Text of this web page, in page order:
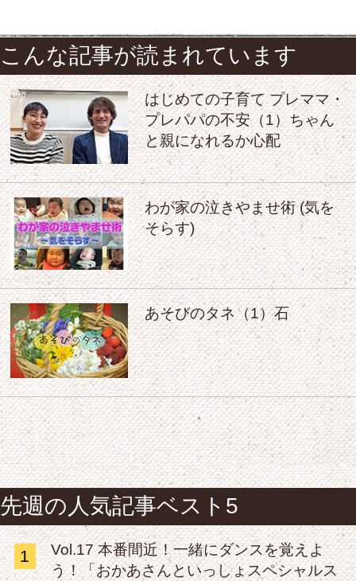
こんな記事が読まれています
はじめての子育て プレママ・
プレパパの不安（1）ちゃん
と親になれるか心配
わが家の泣きやませ術 (気を
そらす)
あそびのタネ（1）石
先週の人気記事ベスト5
1
Vol.17 本番間近！一緒にダンスを覚えよ
う！「おかあさんといっしょスペシャルス